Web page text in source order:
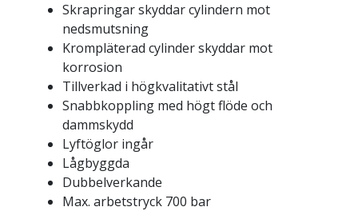
Skrapringar skyddar cylindern mot
nedsmutsning
Krompläterad cylinder skyddar mot
korrosion
Tillverkad i högkvalitativt stål
Snabbkoppling med högt flöde och
dammskydd
Lyftöglor ingår
Lågbyggda
Dubbelverkande
Max. arbetstryck 700 bar